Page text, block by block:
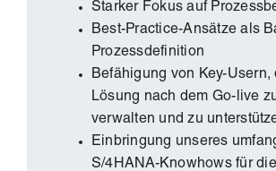
Starker Fokus auf
Best-Practice-Ansätze als
Prozessdefinition
Befähigung von Key-Usern,
Lösung nach dem Go-live
verwalten und zu
Einbringung unseres
S/4HANA-Knowhows für die